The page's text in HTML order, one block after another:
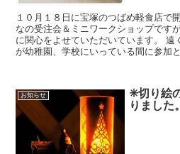
１０月１８日に宝塚のつばめ軽食店
なの受注会＆ミニワークショップです
に関心をよせていただいています。 遠
が幼稚園、学校にいっている間に参加
お知らせ
✳︎切り絵
りました。